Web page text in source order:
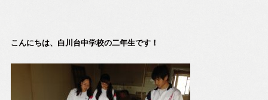
こんにちは、白川台中学校の二年生です！